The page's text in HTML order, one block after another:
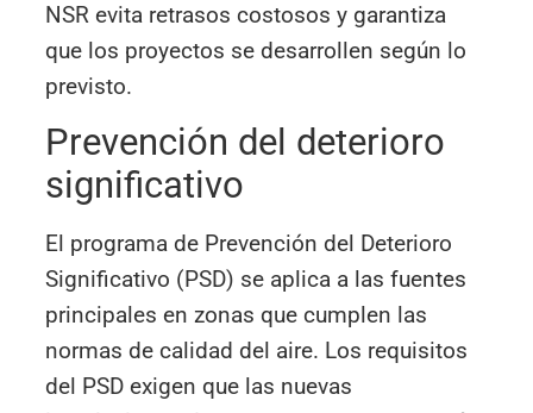
NSR evita retrasos costosos y garantiza
que los proyectos se desarrollen según lo
previsto.
Prevención del deterioro
significativo
El programa de Prevención del Deterioro
Significativo (PSD) se aplica a las fuentes
principales en zonas que cumplen las
normas de calidad del aire. Los requisitos
del PSD exigen que las nuevas